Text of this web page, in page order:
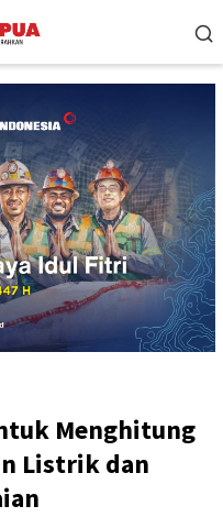
Menghitung
Listrik dan